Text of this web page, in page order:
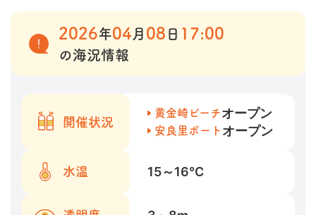
2026年04 月 08 日 17:00
の海況情報
開催状況
黄金崎ビーチオープン
安良里ボート オープン
水温 15～16℃